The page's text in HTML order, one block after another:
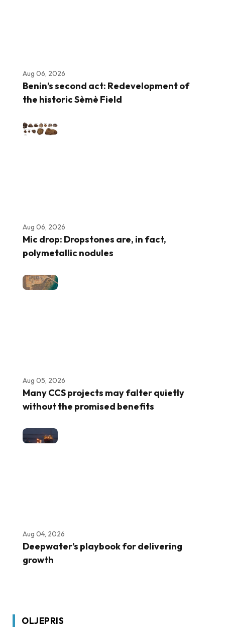
Aug 06, 2026
Benin’s second act: Redevelopment of
the historic Sèmè Field
Aug 06, 2026
Mic drop: Dropstones are, in fact,
polymetallic nodules
Aug 05, 2026
Many CCS projects may falter quietly
without the promised benefits
Aug 04, 2026
Deepwater’s playbook for delivering
growth
OLJEPRIS